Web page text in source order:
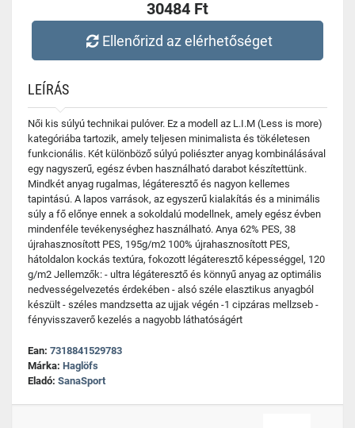
30484 Ft
Ellenőrizd az elérhetőséget
LEÍRÁS
Női kis súlyú technikai pulóver. Ez a modell az L.I.M (Less is more)
kategóriába tartozik, amely teljesen minimalista és tökéletesen
funkcionális. Két különböző súlyú poliészter anyag kombinálásával
egy nagyszerű, egész évben használható darabot készítettünk.
Mindkét anyag rugalmas, légáteresztő és nagyon kellemes
tapintású. A lapos varrások, az egyszerű kialakítás és a minimális
súly a fő előnye ennek a sokoldalú modellnek, amely egész évben
mindenféle tevékenységhez használható. Anya 62% PES, 38
újrahasznosított PES, 195g/m2 100% újrahasznosított PES,
hátoldalon kockás textúra, fokozott légáteresztő képességgel, 120
g/m2 Jellemzők: - ultra légáteresztő és könnyű anyag az optimális
nedvességelvezetés érdekében - alsó széle elasztikus anyagból
készült - széles mandzsetta az ujjak végén -1 cipzáras mellzseb -
fényvisszaverő kezelés a nagyobb láthatóságért
Ean: 7318841529783
Márka: Haglöfs
Eladó: SanaSport